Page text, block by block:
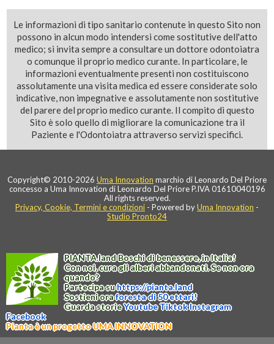
Le informazioni di tipo sanitario contenute in questo Sito non
possono in alcun modo intendersi come sostitutive dell'atto
medico; si invita sempre a consultare un dottore odontoiatra
o comunque il proprio medico curante. In particolare, le
informazioni eventualmente presenti non costituiscono
assolutamente una visita medica ed essere considerate solo
indicative, non impegnative e assolutamente non sostitutive
del parere del proprio medico curante. Il compito di questo
Sito è solo quello di migliorare la comunicazione tra il
Paziente e l'Odontoiatra attraverso servizi specifici.
Copyright© 2010-2026 Uma Innovation marchio di Leonardo Del Priore
concesso a Uma Innovation di Leonardo Del Priore P.IVA 01610040196
All rights reserved.
Privacy, Cookie, Termini e condizioni - Powered byUma Innovation -
Studio Pronto24
PIANTA.landBoschi di benessere, in Italia!
Con noi, cura gli alberi abbandonati. Se non ora
quando?
Partecipa suhttps://pianta.land
Sostieni oraforesta di 50 ettari!
Guarda storieYoutubeTiktokInstagram
Facebook
Pianta è un progetto UMA INNOVATION